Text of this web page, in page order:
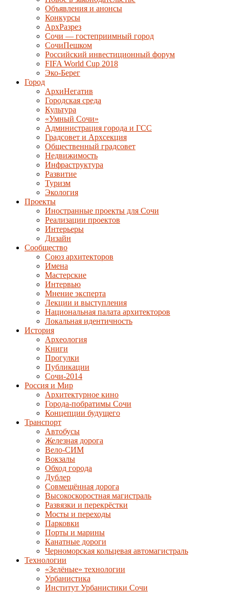
Объявления и анонсы
Конкурсы
АрхРазрез
Сочи — гостеприимный город
СочиПешком
Российский инвестиционный форум
FIFA World Cup 2018
Эко-Берег
Город
АрхиНегатив
Городская среда
Культура
«Умный Сочи»
Администрация города и ГСС
Градсовет и Архсекция
Общественный градсовет
Недвижимость
Инфраструктура
Развитие
Туризм
Экология
Проекты
Иностранные проекты для Сочи
Реализации проектов
Интерьеры
Дизайн
Сообщество
Союз архитекторов
Имена
Мастерские
Интервью
Мнение эксперта
Лекции и выступления
Национальная палата архитекторов
Локальная идентичность
История
Археология
Книги
Прогулки
Публикации
Сочи-2014
Россия и Мир
Архитектурное кино
Города-побратимы Сочи
Концепции будущего
Транспорт
Автобусы
Железная дорога
Вело-СИМ
Вокзалы
Обход города
Дублер
Совмещённая дорога
Высокоскоростная магистраль
Развязки и перекрёстки
Мосты и переходы
Парковки
Порты и марины
Канатные дороги
Черноморская кольцевая автомагистраль
Технологии
«Зелёные» технологии
Урбанистика
Институт Урбанистики Сочи